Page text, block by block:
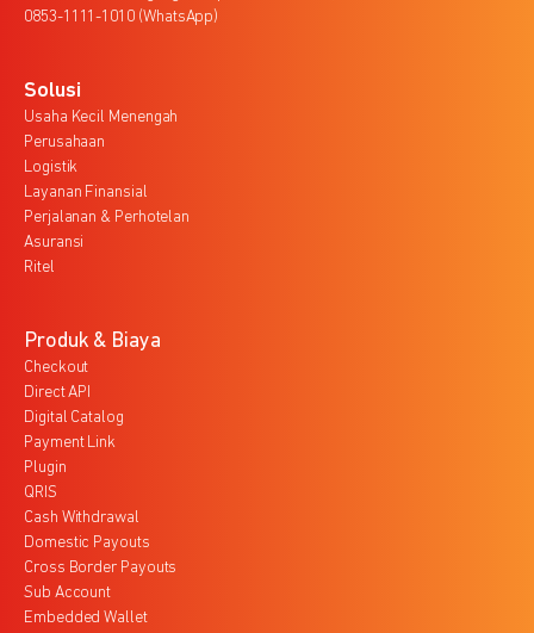
0853-1111-1010 (WhatsApp)
Solusi
Usaha Kecil Menengah
Perusahaan
Logistik
Layanan Finansial
Perjalanan & Perhotelan
Asuransi
Ritel
Produk & Biaya
Checkout
Direct API
Digital Catalog
Payment Link
Plugin
QRIS
Cash Withdrawal
Domestic Payouts
Cross Border Payouts
Sub Account
Embedded Wallet